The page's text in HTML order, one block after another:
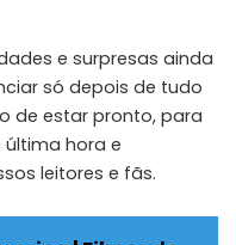
e surpresas ainda
só depois de tudo
de estar pronto, para
hora e
leitores e fãs.